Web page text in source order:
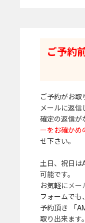
ご予約
ご予約がお
メールに返
確定の返信が
ーをお確かめ
せ下さい。
土日、祝日は
可能です。
お気軽に メー
フォームで
予約頂き 「
取り出来ます。